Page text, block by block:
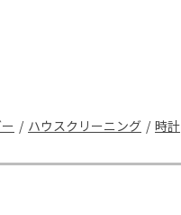
/ ハウスクリーニング / 時計